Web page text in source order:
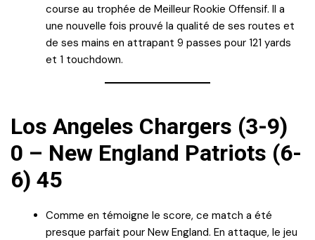
course au trophée de Meilleur Rookie Offensif. Il a
une nouvelle fois prouvé la qualité de ses routes et
de ses mains en attrapant 9 passes pour 121 yards
et 1 touchdown.
Los Angeles Chargers (3-9)
0 – New England Patriots (6-
6) 45
Comme en témoigne le score, ce match a été
presque parfait pour New England. En attaque, le jeu